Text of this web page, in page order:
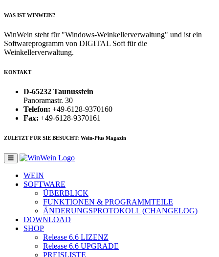
WAS IST WINWEIN?
WinWein steht für "Windows-Weinkellerverwaltung" und ist ein
Softwareprogramm von DIGITAL Soft für die
Weinkellerverwaltung.
KONTAKT
D-65232 Taunusstein
Panoramastr. 30
Telefon: +49-6128-9370160
Fax: +49-6128-9370161
ZULETZT FÜR SIE BESUCHT: Wein-Plus Magazin
WEIN
SOFTWARE
ÜBERBLICK
FUNKTIONEN & PROGRAMMTEILE
ÄNDERUNGSPROTOKOLL (CHANGELOG)
DOWNLOAD
SHOP
Release 6.6 LIZENZ
Release 6.6 UPGRADE
PREISLISTE